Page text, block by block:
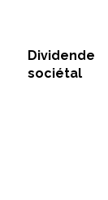
Dividende
sociétal